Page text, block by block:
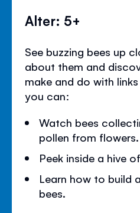
Alter: 5+
See buzzing bees up
about them and
make and do with
you can:
Watch bees
pollen from flowers.
Peek inside a hive
Learn how to build
bees.